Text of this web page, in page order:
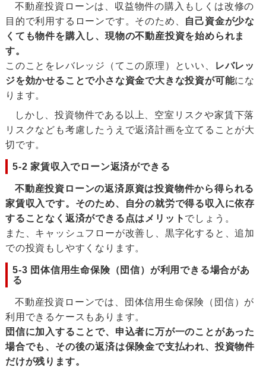
不動産投資ローンは、収益物件の購入もしくは改修の
目的で利用するローンです。そのため、 自己資金が少な
くても物件を購入し、現物の不動産投資を始められま
す。
このことをレバレッジ（てこの原理）といい、
レバレッ
ジを効かせることで小さな資金で大きな投資が可能にな
ります。
しかし、投資物件である以上、空室リスクや家賃下落
リスクなども考慮したうえで返済計画を立てることが大
切です。
5-2 家賃収入でローン返済ができる
不動産投資ローンの返済原資は投資物件から得られる
家賃収入です。そのため、自分の就労で得る収入に依存
することなく返済ができる点はメリット でしょう。
また、キャッシュフローが改善し、黒字化すると、追加
での投資もしやすくなります。
5-3 団体信用生命保険（団信）が利用できる場合があ
る
不動産投資ローンでは、団体信用生命保険（団信）が
利用できるケースもあります。
団信に加入することで、申込者に万が一のことがあった
場合でも、その後の返済は保険金で支払われ、投資物件
だけが残ります。